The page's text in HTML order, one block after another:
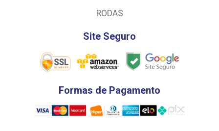
RODAS
Site Seguro
Formas de Pagamento